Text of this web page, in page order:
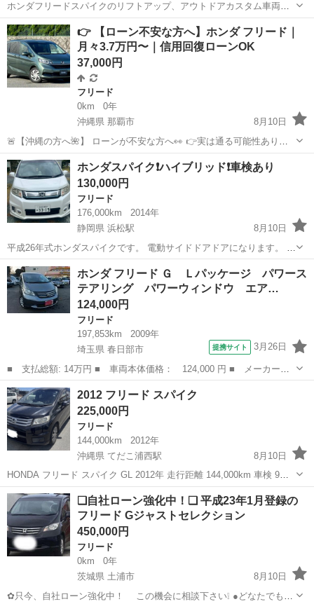
ホンダフリードスパイクのリフトアップ、アウトドアカスタム車両で
す。 購入時10万キロ辺りでベルト系、ウォーターポンプ等すべて変え
たと聞いています。 オイル交換は3,000キロごとにしていました。 現
状、異音やトラブルな...
岡山 倉敷市 新倉敷駅 フリード アウトドア
👉 【ローン不安な方へ】ホンダ フリード｜
月々3.7万円〜｜信用回復ローンOK
37,000円
フリード
0km
0年
沖縄県 那覇市
8月10日
🚨【沖縄の方へ🌺】 ローンが不安な方へ👀 👉実は通る可能性ありま
す🔥 ただし… ❶お問い合わせ ❷審査 ❸車両案内 すべて 👉【下の
URLのLINEからのみ受付】です🙇 ▼LINE追加は...
沖縄 那覇市 フリード
ホンダスパイク❗️ハイブリッド❗️車検あり
130,000円
フリード
176,000km
2014年
静岡県 浜松駅
8月10日
平成26年式ホンダスパイクです。 電動サイドドアドアになります。 外
装は傷等あります。 普通の使いには何も問題ありません。 ハイブリッ
ド車で燃費はいいです。 etc、ナビ等あります。 セミレーザーシート
で内装はとても綺麗です...
静岡 浜松市 浜松駅 フリード
ホンダ フリード Ｇ Ｌパッケージ パワース
テアリング パワーウィンドウ エア…
124,000円
フリード
197,853km
2009年
埼玉県 春日部市
提携サイト 3月26日
■ 支払総額: 14万円 ■ 車両本体価格： 124,000 円 ■ メーカー
名： ホンダ ■ 車種名： フリード ■ グレード名： Ｇ Ｌパッ
ケージ パワーステアリング パワーウィンドウ エアバッグ オー
トエアコン キー...
埼玉 春日部市 フリード
2012 フリード スパイク
225,000円
フリード
144,000km
2012年
沖縄県 てだこ浦西駅
8月10日
HONDA フリード スパイク GL 2012年 走行距離 144,000km 車検 9年9
月まで ⭐️両側パワースライドドア ⭐️ETC ⭐️スマートキー2個
沖縄 沖縄市 てだこ浦西駅 フリード 走行距離
❑自社ローン強化中！❑ 平成23年1月登録の
フリード Gジャストセレクション
450,000円
フリード
0km
0年
茨城県 土浦市
8月10日
✿只今、自社ローン強化中！ この機会に相談下さい❕ ●どなたでも自